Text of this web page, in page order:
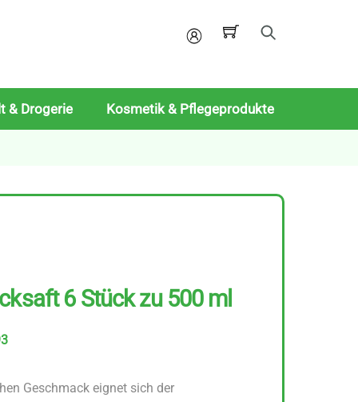
Mein
& Drogerie Kosmetik & Pflegeprodukte
6 Stück zu 500 ml
Geschmack eignet sich der